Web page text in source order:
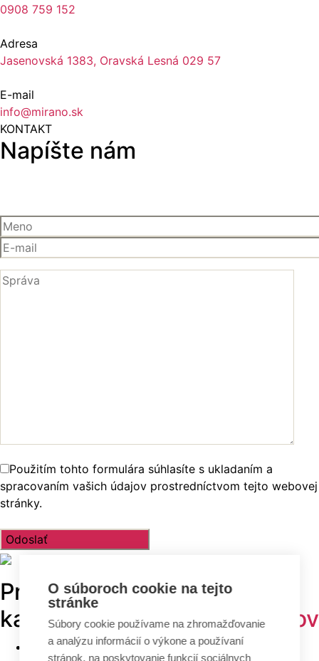
0908 759 152
Adresa
Jasenovská 1383, Oravská Lesná 029 57
E-mail
info@mirano.sk
KONTAKT
Napíšte nám
Použitím tohto formulára súhlasíte s ukladaním a
spracovaním vašich údajov prostredníctvom tejto webovej
stránky.
Prehľadávajte vTOP
kategóriách -projekty domov
Bungalovy
O súboroch cookie na tejto
stránke
Súbory cookie používame na zhromažďovanie
a analýzu informácií o výkone a používaní
stránok, na poskytovanie funkcií sociálnych